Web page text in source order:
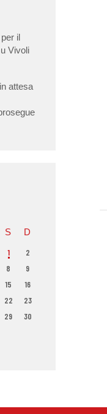
il
Vivoli
attesa
S D
1
2
8
9
15
16
22
23
29
30